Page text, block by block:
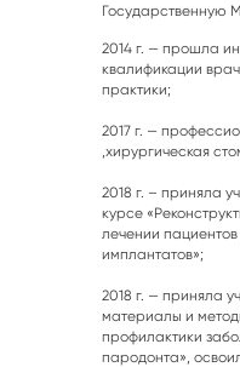
2014 г. — прошла
квалификации
практики;
2017 г. —
,хирургическая
2018 г. – приняла
курсе
лечении
имплантатов»;
2018 г. — приняла
материалы и
профилактики
пародонта»,
Государственную